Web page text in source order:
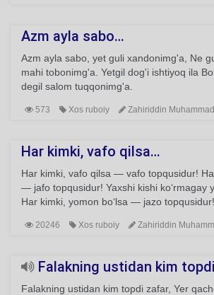
Azm ayla sabo…
Azm ayla sabo, yet guli xandonimg'a, Ne
mahi tobonimg'a. Yetgil dog'i ishtiyoq ila
degil salom tuqqonimg'a.
573 Xos ruboiy Zahiriddin
Har kimki, vafo qilsa…
Har kimki, vafo qilsa — vafo topqusidur!
— jafo topqusidur! Yaxshi kishi ko‘rmagay
Har kimki, yomon bo‘lsa — jazo topqusidur!
20246 Xos ruboiy Zahiriddin
Falakning ustidan kim
Falakning ustidan kim topdi zafar, Yer